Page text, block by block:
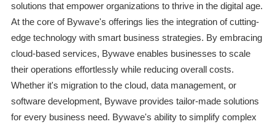
solutions that empower organizations to thrive in the digital age.
At the core of Bywave's offerings lies the integration of cutting-
edge technology with smart business strategies. By embracing
cloud-based services, Bywave enables businesses to scale
their operations effortlessly while reducing overall costs.
Whether it's migration to the cloud, data management, or
software development, Bywave provides tailor-made solutions
for every business need. Bywave's ability to simplify complex